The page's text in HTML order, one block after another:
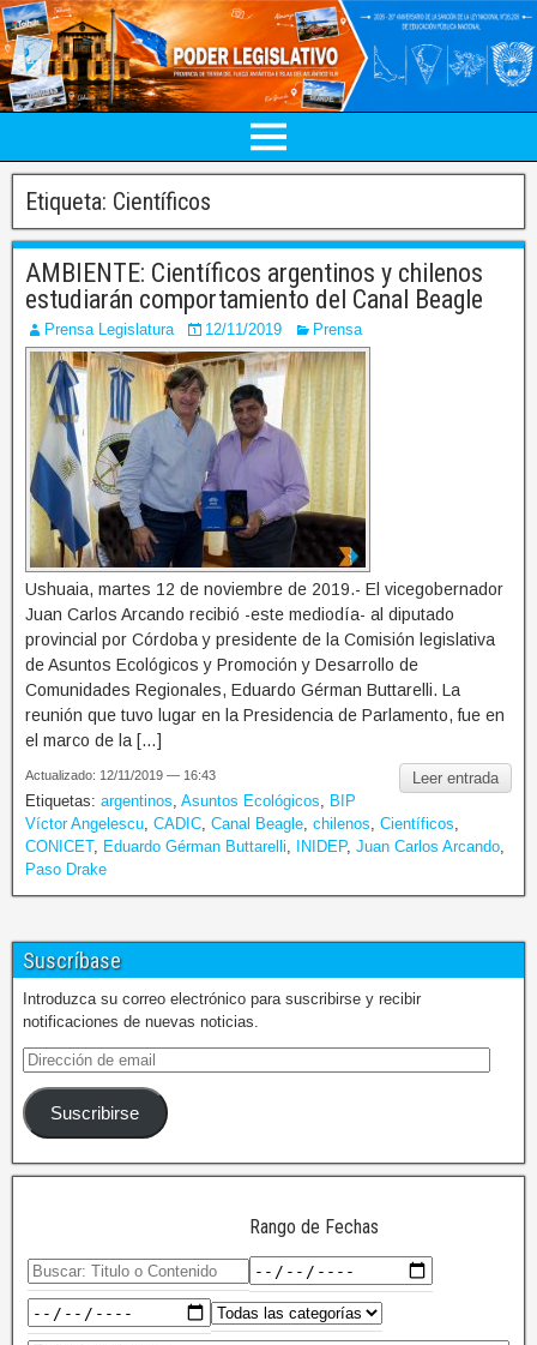
Etiqueta: Científicos
AMBIENTE: Científicos argentinos y chilenos
estudiarán comportamiento del Canal Beagle
Prensa Legislatura 12/11/2019 Prensa
Ushuaia, martes 12 de noviembre de 2019.- El vicegobernador
Juan Carlos Arcando recibió -este mediodía- al diputado
provincial por Córdoba y presidente de la Comisión legislativa
de Asuntos Ecológicos y Promoción y Desarrollo de
Comunidades Regionales, Eduardo Gérman Buttarelli. La
reunión que tuvo lugar en la Presidencia de Parlamento, fue en
el marco de la […]
Leer entrada
Actualizado: 12/11/2019 — 16:43
Etiquetas: argentinos Asuntos Ecológicos
BIP
Víctor Angelescu CADIC Canal Beagle chilenos Científicos
CONICET, Eduardo Gérman Buttarelli INIDEP, Juan Carlos Arcando
Paso Drake
Suscríbase
Introduzca su correo electrónico para suscribirse y recibir
notificaciones de nuevas noticias.
Suscribirse
Rango de Fechas